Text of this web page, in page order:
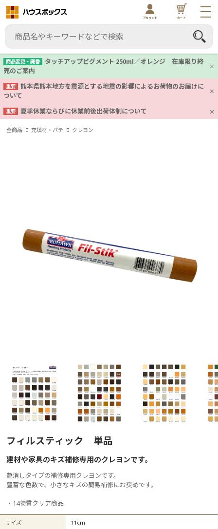
商品変更・廃番
タッチアップピグメント 250ml／オレンジ 在庫限り終
売のご案内
重要
熊本県熊本地方を震源とする地震の影響によるお荷物のお届けに
ついて
重要 夏季休業ならびに休業前後出荷体制について
アカウント カート
全商品 充填材・パテ クレヨン
フィルスティック 単品
建材や家具のキズ補修専用のクレヨンです。
艶消しタイプの補修専用クレヨンです。
豊富な色数で、小さなキズの簡易補修にお奨めです。
・14物質クリア商品
サイズ 11cm